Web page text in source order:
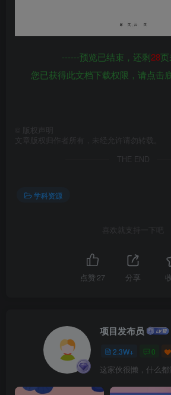
------预览已结束，还剩28页
您已获得此文档下载权限，请点击
版权声明
文章版权归作者所有，未经允许请勿转载。
THE END
学科资源
喜欢就支持一下吧
点赞27 分享
项目发布员
2.3W+ 0
这家伙很懒，什么